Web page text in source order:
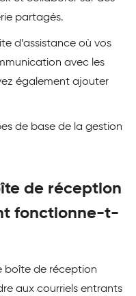
partagés.
d’assistance où vos
avec les
également ajouter
de base de la gestion
de réception
fonctionne-t-
boîte de réception
aux courriels entrants